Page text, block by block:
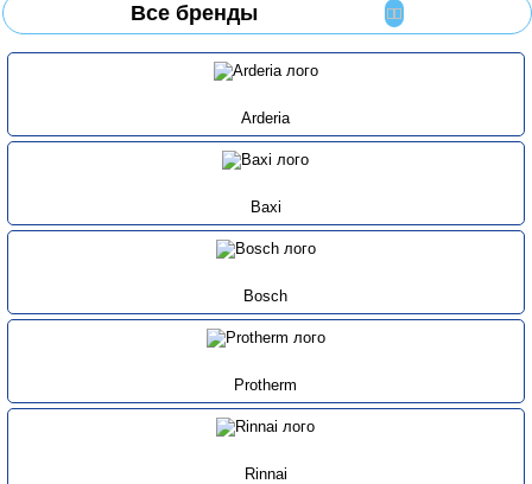
Все бренды
Arderia
Baxi
Bosch
Protherm
Rinnai